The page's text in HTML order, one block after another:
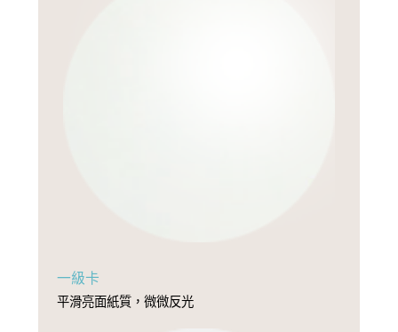
一級卡
平滑亮面紙質，微微反光